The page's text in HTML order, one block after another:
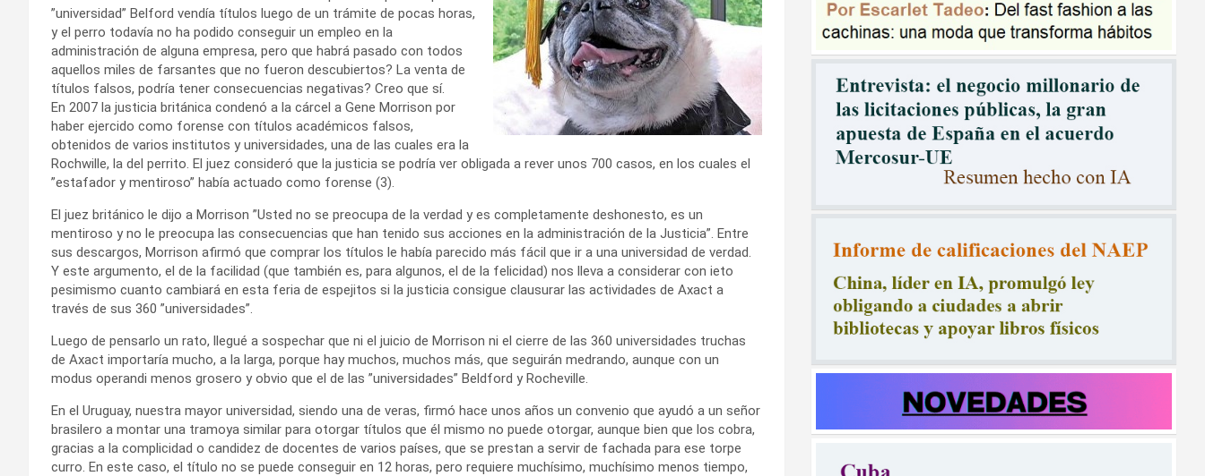
”universidad” Belford vendía títulos luego de un trámite de pocas horas,
y el perro todavía no ha podido conseguir un empleo en la
administración de alguna empresa, pero que habrá pasado con todos
aquellos miles de farsantes que no fueron descubiertos? La venta de
títulos falsos, podría tener consecuencias negativas? Creo que sí.
En 2007 la justicia británica condenó a la cárcel a Gene Morrison por
haber ejercido como forense con títulos académicos falsos,
obtenidos de varios institutos y universidades, una de las cuales era la
Rochwille, la del perrito. El juez consideró que la justicia se podría ver obligada a rever unos 700 casos, en los cuales el
”estafador y mentiroso” había actuado como forense (3).
El juez británico le dijo a Morrison ”Usted no se preocupa de la verdad y es completamente deshonesto, es un
mentiroso y no le preocupa las consecuencias que han tenido sus acciones en la administración de la Justicia”. Entre
sus descargos, Morrison afirmó que comprar los títulos le había parecido más fácil que ir a una universidad de verdad.
Y este argumento, el de la facilidad (que también es, para algunos, el de la felicidad) nos lleva a considerar con ieto
pesimismo cuanto cambiará en esta feria de espejitos si la justicia consigue clausurar las actividades de Axact a
través de sus 360 ”universidades”.
Luego de pensarlo un rato, llegué a sospechar que ni el juicio de Morrison ni el cierre de las 360 universidades truchas
de Axact importaría mucho, a la larga, porque hay muchos, muchos más, que seguirán medrando, aunque con un
modus operandi menos grosero y obvio que el de las ”universidades” Beldford y Rocheville.
En el Uruguay, nuestra mayor universidad, siendo una de veras, firmó hace unos años un convenio que ayudó a un señor
brasilero a montar una tramoya similar para otorgar títulos que él mismo no puede otorgar, aunque bien que los cobra,
gracias a la complicidad o candidez de docentes de varios países, que se prestan a servir de fachada para ese torpe
curro. En este caso, el título no se puede conseguir en 12 horas, pero requiere muchísimo, muchísimo menos tiempo,